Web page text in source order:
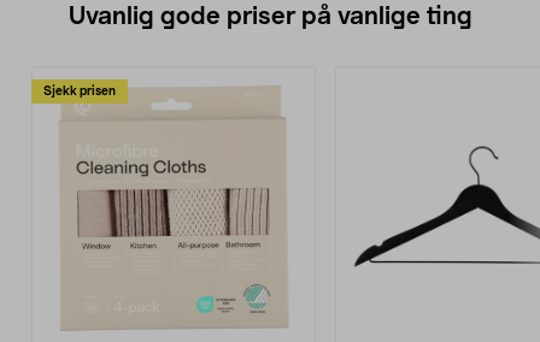
Uvanlig gode priser på vanlige ting
Sjekk prisen